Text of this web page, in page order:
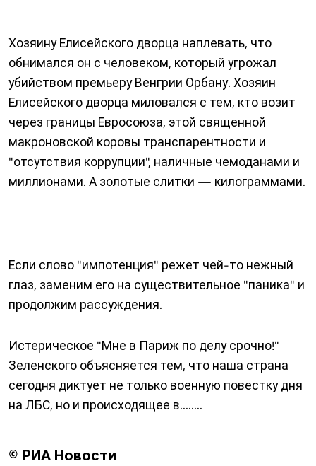
Хозяину Елисейского дворца наплевать, что
обнимался он с человеком, который угрожал
убийством премьеру Венгрии Орбану. Хозяин
Елисейского дворца миловался с тем, кто возит
через границы Евросоюза, этой священной
макроновской коровы транспарентности и
"отсутствия коррупции", наличные чемоданами и
миллионами. А золотые слитки — килограммами.
Если слово "импотенция" режет чей-то нежный
глаз, заменим его на существительное "паника" и
продолжим рассуждения.
Истерическое "Мне в Париж по делу срочно!"
Зеленского объясняется тем, что наша страна
сегодня диктует не только военную повестку дня
на ЛБС, но и происходящее в........
© РИА Новости